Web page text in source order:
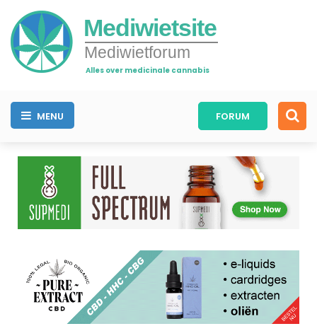
Mediwietsite
Mediwietforum
Alles over medicinale cannabis
MENU FORUM